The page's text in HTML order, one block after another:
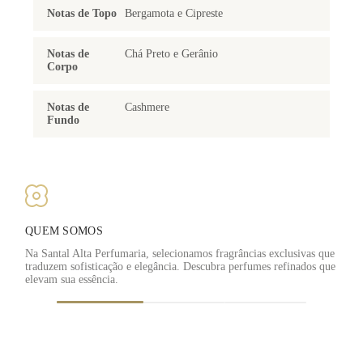
Notas de Topo Bergamota e Cipreste
Notas de
Corpo
Chá Preto e Gerânio
Notas de
Fundo
Cashmere
QUEM SOMOS
Na Santal Alta Perfumaria, selecionamos fragrâncias exclusivas que
traduzem sofisticação e elegância. Descubra perfumes refinados que
elevam sua essência.